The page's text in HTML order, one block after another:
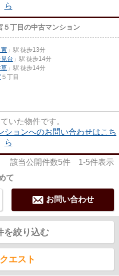
ら
５丁目の中古マンション
」駅 徒歩13分
台 」駅 徒歩14分
」駅 徒歩14分
５丁目
いた物件です。
ションへのお問い合わせはこち
ら
該当公開件数5件 1-5件表示
て
お問い合わせ
を絞り込む
エスト